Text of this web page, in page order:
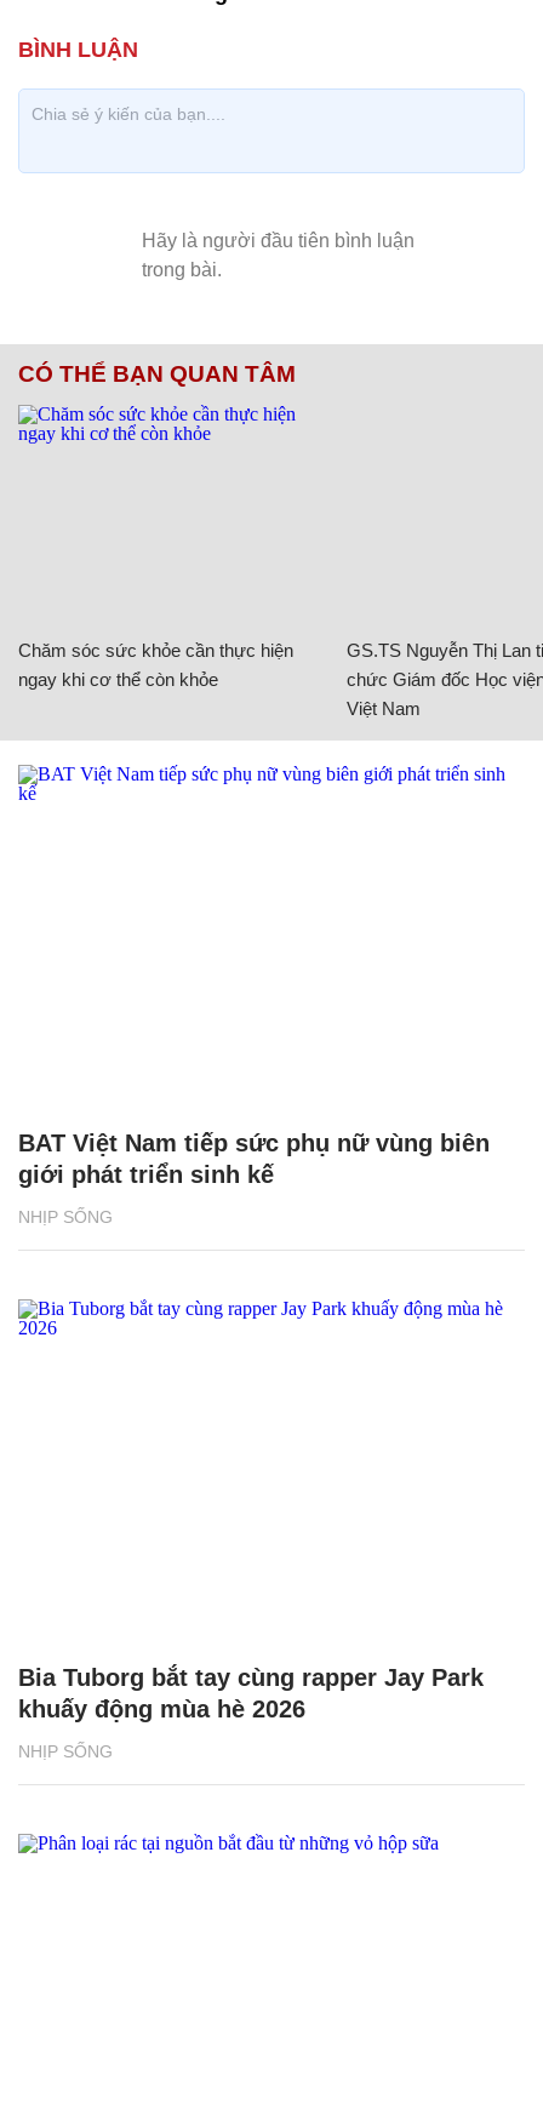
CÓ THỂ BẠN QUAN TÂM
Chăm sóc sức khỏe cần thực hiện
ngay khi cơ thể còn khỏe
GS.TS Nguyễn Thị Lan
chức Giám đốc Học
Việt Nam
NHỊP SỐNG
BAT Việt Nam tiếp sức phụ nữ vùng biên
giới phát triển sinh kế
NHỊP SỐNG
Bia Tuborg bắt tay cùng rapper Jay Park
khuấy động mùa hè 2026